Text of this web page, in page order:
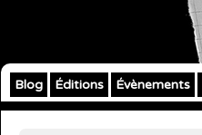
Blog Éditions Évènements